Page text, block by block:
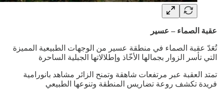
عقبة الصماء – عسير
تُعَدّ عقبة الصماء في منطقة عسير من الوجهات الطبيعية المميزة
التي تأسر الزوار بجمالها الأخّاذ وإطلالاتها الجبلية الساحرة
تمتد العقبة عبر مرتفعات شاهقة وتمنح الزائر مشاهد بانورامية
فريدة تكشف روعة تضاريس المنطقة وتنوعها الطبيعي